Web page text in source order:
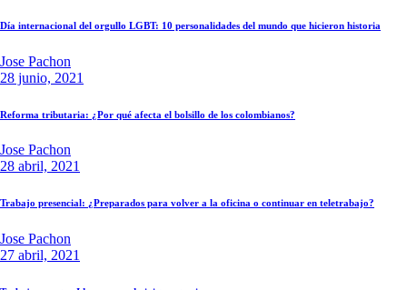
Día internacional del orgullo LGBT: 10 personalidades del mundo que hicieron historia
Jose Pachon
28 junio, 2021
Reforma tributaria: ¿Por qué afecta el bolsillo de los colombianos?
Jose Pachon
28 abril, 2021
Trabajo presencial: ¿Preparados para volver a la oficina o continuar en teletrabajo?
Jose Pachon
27 abril, 2021